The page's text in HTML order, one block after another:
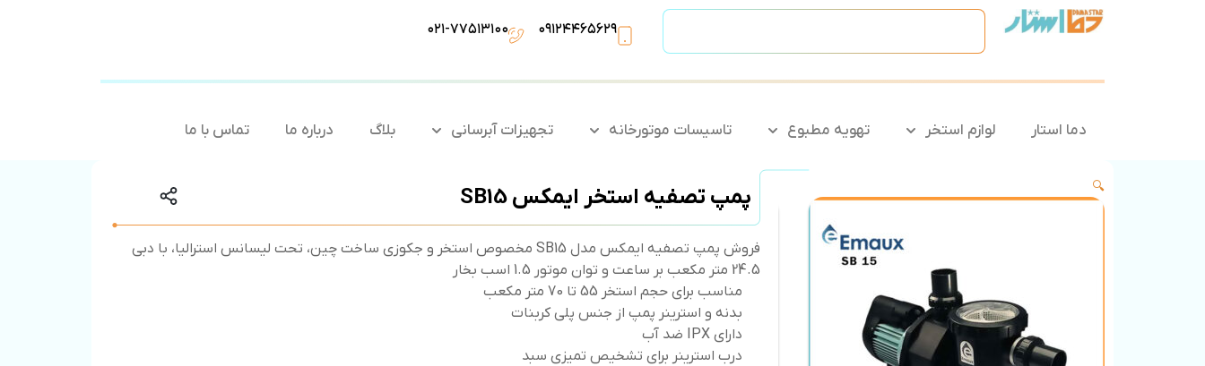
۰۹۱۲۴۴۶۵۶۲۹ ۰۲۱-۷۷۵۱۳۱۰۰
دما استار لوازم استخر تهویه مطبوع تاسیسات موتورخانه تجهیزات آبرسانی بلاگ درباره ما تماس با ما
🔍 پمپ تصفیه استخر ایمکس SB15
فروش پمپ تصفیه ایمکس مدل SB15 مخصوص استخر و جکوزی ساخت چین، تحت لیسانس استرالیا، با دبی
24.5 متر مکعب بر ساعت و توان موتور 1.5 اسب بخار
مناسب برای حجم استخر 55 تا 70 متر مکعب
بدنه و استرینر پمپ از جنس پلی کربنات
دارای IPX ضد آب
درب استرینر برای تشخیص تمیزی سبد